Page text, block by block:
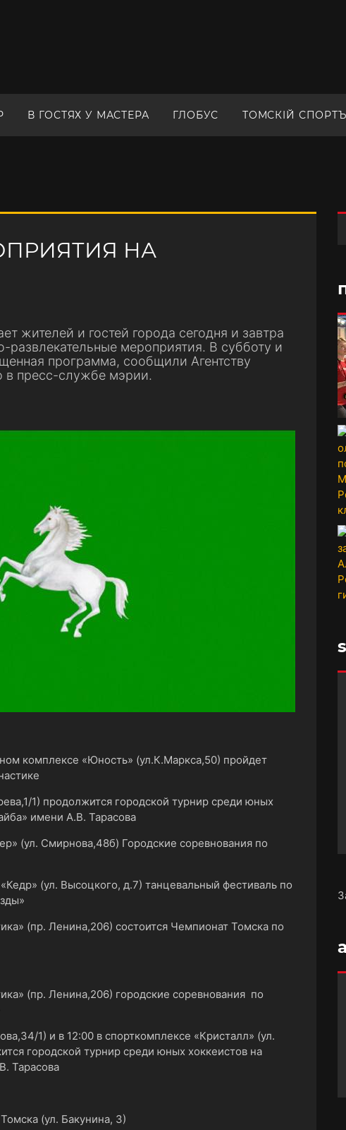
В ГОСТЯХ У МАСТЕРА ГЛОБУС ТОМСКIЙ СПОРТЪ
НА
жителей и гостей города сегодня и завтра
развлекательные мероприятия. В субботу и
программа, сообщили Агентству
в пресс-службе мэрии.
комплексе «Юность» (ул.К.Маркса,50) пройдет
1) продолжится городской турнир среди юных
имени А.В. Тарасова
(ул. Смирнова,48б) Городские соревнования по
(ул. Высоцкого, д.7) танцевальный фестиваль по
(пр. Ленина,206) состоится Чемпионат Томска по
(пр. Ленина,206) городские соревнования по
1) и в 12:00 в спорткомплексе «Кристалл» (ул.
городской турнир среди юных хоккеистов на
Тарасова
(ул. Бакунина, 3)